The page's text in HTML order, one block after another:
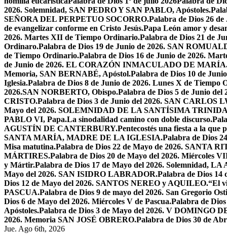
2026. Solemnidad, SAN PEDRO Y SAN PABLO, Apóstoles.
SEÑORA DEL PERPETUO SOCORRO.Palabra de Dios 26
de evangelizar conforme en Cristo Jesús.Papa León amor y
2026. Martes XII de Tiempo Ordinario.Palabra de Dios 21 de
Ordinaro.Palabra de Dios 19 de Junio de 2026. SAN
de Tiempo Ordinario.Palabra de Dios 16 de Junio de 2026.
de Junio de 2026. EL CORAZÓN INMACULADO DE
Memoria, SAN BERNABÉ, Apóstol.Palabra de Dios 10 de
Iglesia.Palabra de Dios 8 de Junio de 2026. Lunes X de Tiempo
2026.SAN NORBERTO, Obispo.Palabra de Dios 5 de Junio
CRISTO.Palabra de Dios 3 de Junio del 2026. SAN CARLOS
Mayo del 2026. SOLEMNIDAD DE LA SANTÍSIMA
PABLO VI, Papa.La sinodalidad camino con doble discurso.
AGUSTÍN DE CANTERBURY.Pentecostés una fiesta a la que
SANTA MARÍA, MADRE DE LA IGLESIA.Palabra de Dios
Misa matutina.Palabra de Dios 22 de Mayo de 2026. SANTA
MÁRTIRES.Palabra de Dios 20 de Mayo del 2026. Miércoles
y Mártir.Palabra de Dios 17 de Mayo del 2026. Solemnidad,
Mayo del 2026. SAN ISIDRO LABRADOR.Palabra de Dios 14
Dios 12 de Mayo del 2026. SANTOS NEREO y AQUILEO.“El
PASCUA.Palabra de Dios 9 de mayo del 2026. San Gregorio
Dios 6 de Mayo del 2026. Miércoles V de Pascua.Palabra de
Apóstoles.Palabra de Dios 3 de Mayo del 2026. V DOMINGO
2026. Memoria SAN JOSÉ OBRERO.Palabra de Dios 30 de
Jue. Ago 6th, 2026